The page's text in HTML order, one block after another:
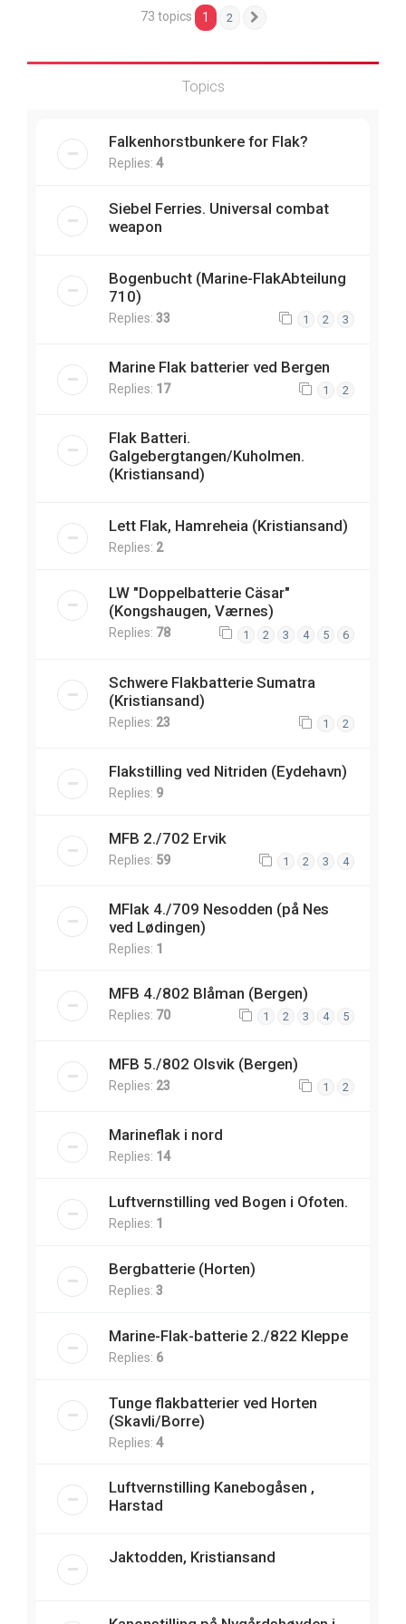
73 topics 1 2
Topics
Falkenhorstbunkere for Flak?
Replies: 4
Siebel Ferries. Universal combat
weapon
Bogenbucht (Marine-FlakAbteilung
710)
Replies: 33 1 2 3
Marine Flak batterier ved Bergen
Replies: 17 1 2
Flak Batteri.
Galgebergtangen/Kuholmen.
(Kristiansand)
Lett Flak, Hamreheia (Kristiansand)
Replies: 2
LW "Doppelbatterie Cäsar"
(Kongshaugen, Værnes)
Replies: 78 1 2 3 4 5 6
Schwere Flakbatterie Sumatra
(Kristiansand)
Replies: 23 1 2
Flakstilling ved Nitriden (Eydehavn)
Replies: 9
MFB 2./702 Ervik
Replies: 59 1 2 3 4
MFlak 4./709 Nesodden (på Nes
ved Lødingen)
Replies: 1
MFB 4./802 Blåman (Bergen)
Replies: 70 1 2 3 4 5
MFB 5./802 Olsvik (Bergen)
Replies: 23 1 2
Marineflak i nord
Replies: 14
Luftvernstilling ved Bogen i Ofoten.
Replies: 1
Bergbatterie (Horten)
Replies: 3
Marine-Flak-batterie 2./822 Kleppe
Replies: 6
Tunge flakbatterier ved Horten
(Skavli/Borre)
Replies: 4
Luftvernstilling Kanebogåsen ,
Harstad
Jaktodden, Kristiansand